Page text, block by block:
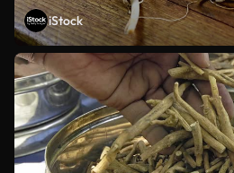
iStock